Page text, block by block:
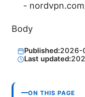
-
Body
Published:2026-
Last updated:
ON THIS PAGE